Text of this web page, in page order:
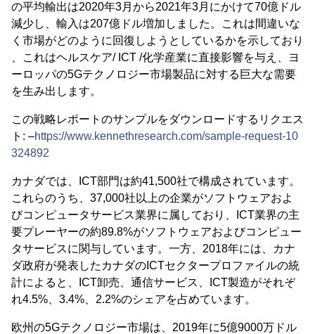
の平均輸出は2020年3月から2021年3月にかけて70億ドル
減少し、輸入は207億ドル増加しました。これは間違いな
く市場がどのように回復しようとしているかを示しており
、これはヘルスケア/ ICT /化学産業に直接影響を与え、ヨ
ーロッパの5Gテクノロジー市場製品に対する巨大な需要
を生み出します。
この戦略レポートのサンプルをダウンロードするリクエス
ト: –https://www.kennethresearch.com/sample-request-10
324892
カナダでは、ICT部門は約41,500社で構成されています。
これらのうち、37,000社以上の企業がソフトウェアおよ
びコンピュータサービス業界に属しており、ICT業界の主
要プレーヤーの約89.8%がソフトウェアおよびコンピュー
タサービスに関与しています。一方、2018年には、カナ
ダ政府が発表したカナダのICTセクタープロファイルの統
計によると、ICT卸売、通信サービス、ICT製造がそれぞ
れ4.5%、3.4%、2.2%のシェアを占めています。
欧州の5Gテクノロジー市場は、2019年に5億9000万ドル